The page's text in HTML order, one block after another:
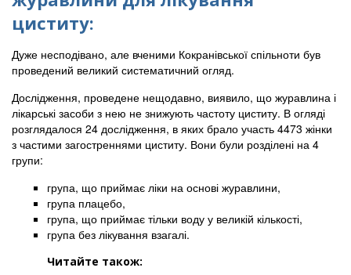
циститу:
Дуже несподівано, але вченими Кокранівської спільноти був
проведений великий систематичний огляд.
Дослідження, проведене нещодавно, виявило, що журавлина і
лікарські засоби з нею не знижують частоту циститу. В огляді
розглядалося 24 дослідження, в яких брало участь 4473 жінки
з частими загостреннями циститу. Вони були розділені на 4
групи:
група, що приймає ліки на основі журавлини,
група плацебо,
група, що приймає тільки воду у великій кількості,
група без лікування взагалі.
Читайте також: